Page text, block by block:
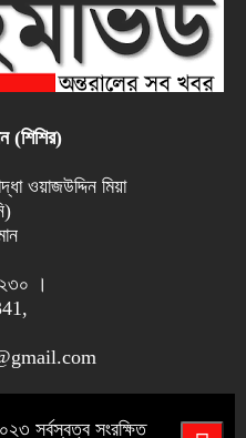
(শিশির)
ওয়াজউদ্দিন মিয়া
।
সর্বস্বত্ব সংরক্ষিত